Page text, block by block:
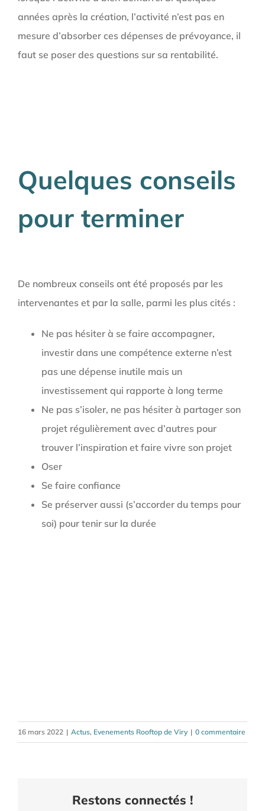
années après la création, l’activité n’est pas en
mesure d’absorber ces dépenses de prévoyance, il
faut se poser des questions sur sa rentabilité.
Quelques conseils
pour terminer
De nombreux conseils ont été proposés par les
intervenantes et par la salle, parmi les plus cités :
Ne pas hésiter à se faire accompagner,
investir dans une compétence externe n’est
pas une dépense inutile mais un
investissement qui rapporte à long terme
Ne pas s’isoler, ne pas hésiter à partager son
projet régulièrement avec d’autres pour
trouver l’inspiration et faire vivre son projet
Oser
Se faire confiance
Se préserver aussi (s’accorder du temps pour
soi) pour tenir sur la durée
16 mars 2022 | Actus, Evenements Rooftop de Viry | 0 commentaire
Restons connectés !